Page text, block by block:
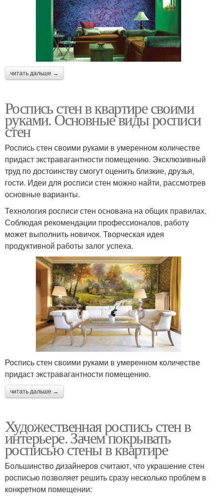
читать дальше →
Роспись стен в квартире своими
руками. Основные виды росписи
стен
Роспись стен своими руками в умеренном количестве
придаст экстравагантности помещению. Эксклюзивный
труд по достоинству смогут оценить близкие, друзья,
гости. Идеи для росписи стен можно найти, рассмотрев
основные варианты.
Технология росписи стен основана на общих правилах.
Соблюдая рекомендации профессионалов, работу
может выполнить новичок. Творческая идея
продуктивной работы залог успеха.
Роспись стен своими руками в умеренном количестве
придаст экстравагантности помещению.
читать дальше →
Художественная роспись стен в
интерьере. Зачем покрывать
росписью стены в квартире
Большинство дизайнеров считают, что украшение стен
росписью позволяет решить сразу несколько проблем в
конкретном помещении: